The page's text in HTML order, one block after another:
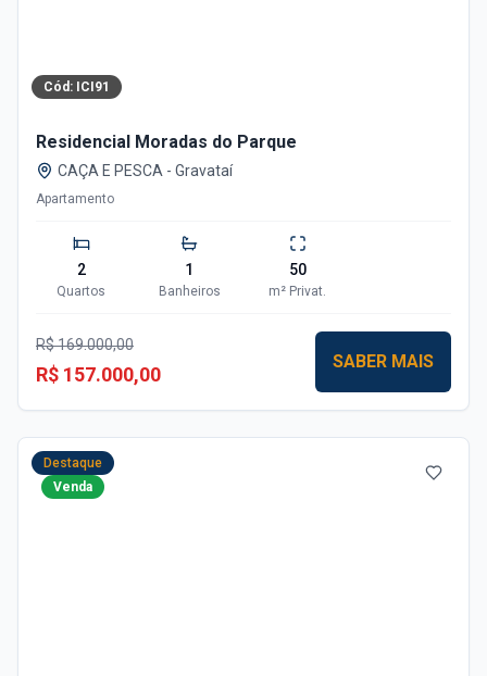
Cód: ICI91
Residencial Moradas do Parque
CAÇA E PESCA - Gravataí
Apartamento
2
Quartos
1
Banheiros
50
m² Privat.
R$ 169.000,00
R$ 157.000,00
SABER MAIS
Destaque
Venda